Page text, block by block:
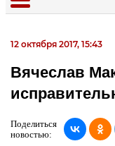
12 октября 2017, 15:43
Вячеслав
Поделиться
новостью: